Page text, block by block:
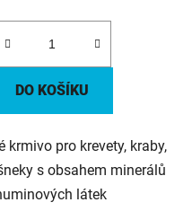
DO KOŠÍKU
krmivo pro krevety, kraby,
s obsahem minerálů
látek